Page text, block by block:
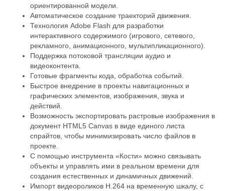
ориентированной модели.
Автоматическое создание траекторий движения.
Технология Adobe Flash для разработки
интерактивного содержимого (игрового, сетевого,
рекламного, анимационного, мультипликационного).
Поддержка потоковой трансляции аудио и
видеоконтента.
Готовые фрагменты кода, обработка событий.
Быстрое внедрение в проекты навигационных и
графических элементов, изображения, звука и
действий.
Возможность экспортировать растровые изображения в
документ HTML5 Canvas в виде единого листа
спрайтов, чтобы минимизировать число файлов в
проекте
С помощью инструмента «Кости» можно связывать
объекты и управлять ими в реальном времени для
создания естественных и динамичных движений.
Импорт видеороликов H.264 на временную шкалу, с